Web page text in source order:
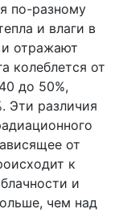
по-разному
и влаги в
отражают
колеблется от
до 50%,
Эти различия
от
к
и
чем над